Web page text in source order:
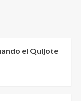
el Quijote